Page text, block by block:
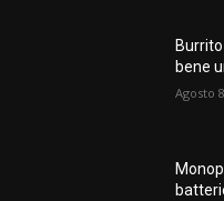
bene
Agosto